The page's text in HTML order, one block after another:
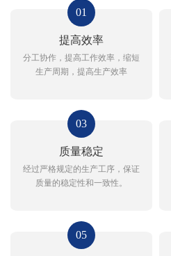
01
提高效率
分工协作，提高工作效率，缩短
生产周期，提高生产效率
03
质量稳定
经过严格规定的生产工序，保证
质量的稳定性和一致性。
05